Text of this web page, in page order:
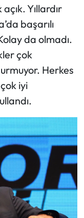
Yıllardır
başarılı
da olmadı.
çok
Herkes
iyi